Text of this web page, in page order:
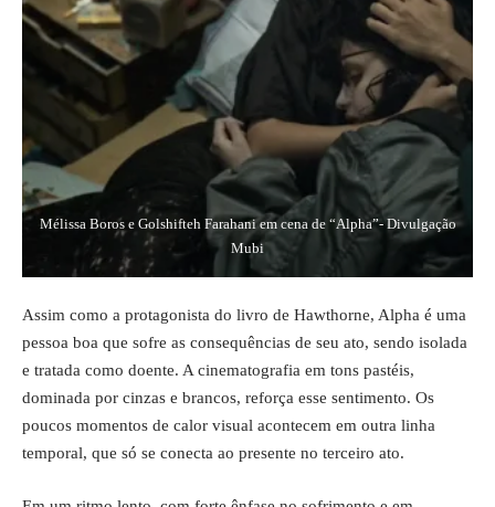
Mélissa Boros e Golshifteh Farahani em cena de “Alpha”- Divulgação
Mubi
Assim como a protagonista do livro de Hawthorne, Alpha é uma
pessoa boa que sofre as consequências de seu ato, sendo isolada
e tratada como doente. A cinematografia em tons pastéis,
dominada por cinzas e brancos, reforça esse sentimento. Os
poucos momentos de calor visual acontecem em outra linha
temporal, que só se conecta ao presente no terceiro ato.